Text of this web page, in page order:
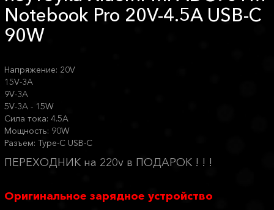
Notebook Pro 20V-4.5A USB-C
90W
Напряжение: 20V
15V-3A
9V-3A
5V-3A - 15W
Сила тока: 4.5A
Мощность: 90W
Разъем: Type-C USB-C
ПЕРЕХОДНИК на 220v в ПОДАРОК ! ! !
Оригинальное зарядное устройство